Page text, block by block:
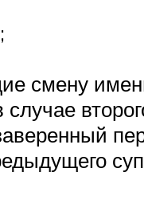
смену
случае